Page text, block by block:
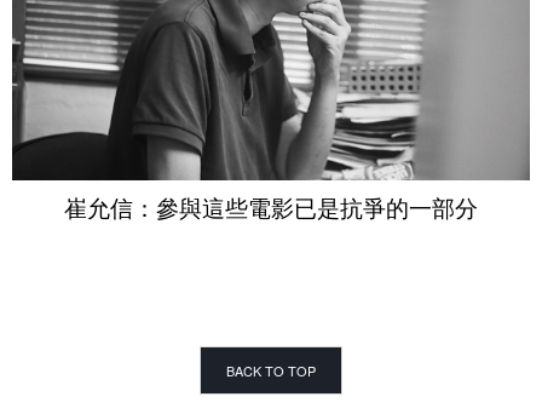
崔允信：參與這些電影已是抗爭的一部分
BACK TO TOP